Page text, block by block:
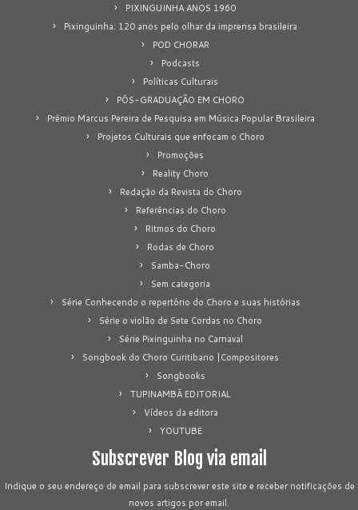
PIXINGUINHA ANOS 1960
Pixinguinha: 120 anos pelo olhar da imprensa brasileira
POD CHORAR
Podcasts
Políticas Culturais
PÓS-GRADUAÇÃO EM CHORO
Prêmio Marcus Pereira de Pesquisa em Música Popular Brasileira
Projetos Culturais que enfocam o Choro
Promoções
Reality Choro
Redação da Revista do Choro
Referências do Choro
Ritmos do Choro
Rodas de Choro
Samba-Choro
Sem categoria
Série Conhecendo o repertório do Choro e suas histórias
Série o violão de Sete Cordas no Choro
Série Pixinguinha no Carnaval
Songbook do Choro Curitibano |Compositores
Songbooks
TUPINAMBÁ EDITORIAL
Vídeos da editora
YOUTUBE
Subscrever Blog via email
Indique o seu endereço de email para subscrever este site e receber notificações de
novos artigos por email.